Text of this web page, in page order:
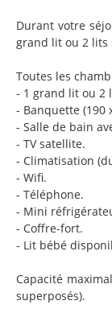
Durant votre
grand lit ou 2 lits
Toutes les
- 1 grand lit ou 2
- Banquette (190
- Salle de bain
- TV satellite.
- Climatisation
- Wifi.
- Téléphone.
- Mini
- Coffre-fort.
- Lit bébé
Capacité
superposés).